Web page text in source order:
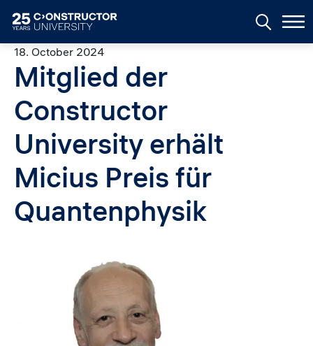
18. October 2024
Mitglied der
Constructor
University erhält
Micius Preis für
Quantenphysik